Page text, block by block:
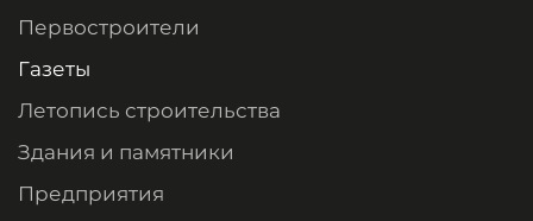
Первостроители
Газеты
Летопись строительства
Здания и памятники
Предприятия